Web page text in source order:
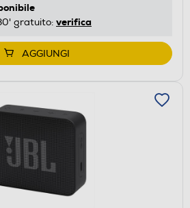
gratuito: verifica
AGGIUNGI